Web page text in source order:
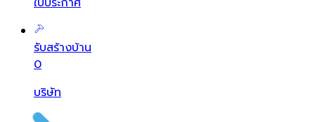
รับสร้างบ้าน
0
บริษัท